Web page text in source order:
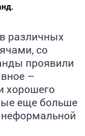
различных
со
проявили
–
хорошего
еще больше